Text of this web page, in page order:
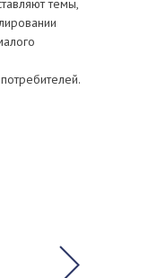
темы,